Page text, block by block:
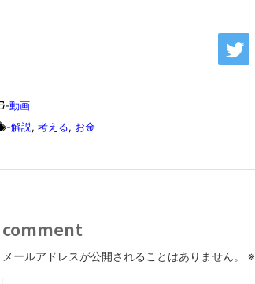
にカルロス・ゴーンさ
-動画
-解説, 考える, お金
comment
メールアドレスが公開されることはありません。 ※